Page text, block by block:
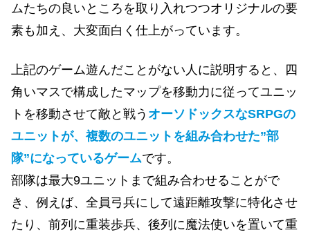
ムたちの良いところを取り入れつつオリジナルの要
素も加え、大変面白く仕上がっています。
上記のゲーム遊んだことがない人に説明すると、四
角いマスで構成したマップを移動力に従ってユニッ
トを移動させて敵と戦う オーソドックスなSRPGの
ユニットが、複数のユニットを組み合わせた”部
隊”になっているゲームです。
部隊は最大9ユニットまで組み合わせることがで
き、例えば、全員弓兵にして遠距離攻撃に特化させ
たり、前列に重装歩兵、後列に魔法使いを置いて重